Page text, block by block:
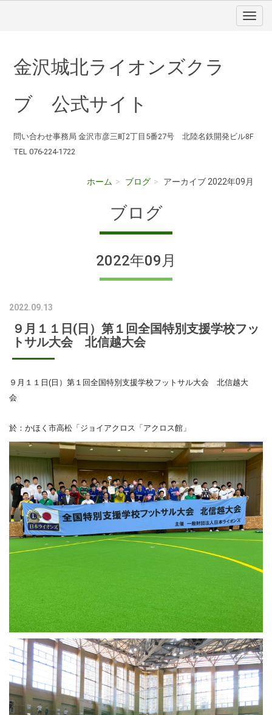
金沢城北ライオンズクラ
ブ 公式サイト
問い合わせ事務局 金沢市彦三町2丁目5番27号 北陸名鉄開発ビル8F
TEL 076-224-1722
ホーム ブログ アーカイブ 2022年09月
ブログ
2022年09月
2022.09.13
９月１１日(日）第１回全国特別支援学校フッ
トサル大会 北信越大会
９月１１日(日）第１回全国特別支援学校フットサル大会 北信越大
会
於：かほく市高松「ジョイアクロス「アクロス館」